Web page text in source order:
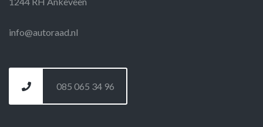
info@autoraad.nl
085 065 34 96